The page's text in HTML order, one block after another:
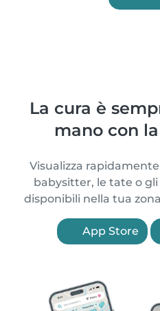
La cura è
mano con
Visualizza
babysitter, le tate o
disponibili nella tua
App Store